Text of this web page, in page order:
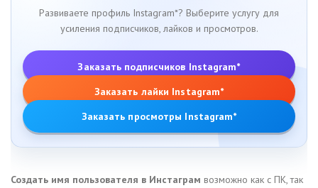
Развиваете профиль Instagram*? Выберите услугу для
усиления подписчиков, лайков и просмотров.
Заказать подписчиков Instagram*
Заказать лайки Instagram*
Заказать просмотры Instagram*
Создать имя пользователя в Инстаграм возможно как с ПК, так